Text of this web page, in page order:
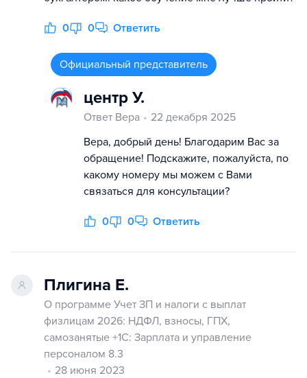
0 0 Ответить
Официальный представитель
центр У.
Ответ Вера
22 декабря 2025
Вера, добрый день! Благодарим Вас за
обращение! Подскажите, пожалуйста, по
какому номеру мы можем с Вами
связаться для консультации?
0 0 Ответить
Плигина Е.
О программе Учет ЗП и налоги с выплат
физлицам 2026: НДФЛ, взносы, ГПХ,
самозанятые +1С: Зарплата и управление
персоналом 8.3
28 июня 2023